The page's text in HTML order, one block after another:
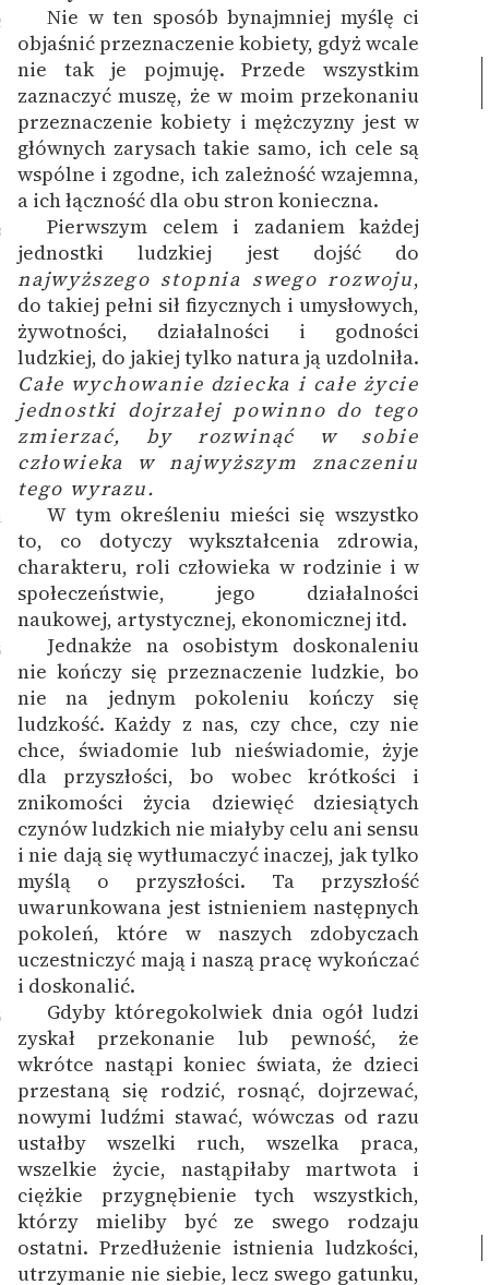
Nie w ten sposób bynajmniej myślę ci
objaśnić przeznaczenie kobiety, gdyż wcale
nie tak je pojmuję.Przede wszystkim
zaznaczyć muszę, że w moim przekonaniu
przeznaczenie kobiety i mężczyzny jest w
głównych zarysach takie samo, ich cele są
wspólne i zgodne, ich zależność wzajemna,
a ich łączność dla obu stron konieczna.
Pierwszym celem i zadaniem każdej
jednostki ludzkiej jest dojść do
najwyższego stopnia swego rozwoju,
do takiej pełni sił fizycznych i umysłowych,
żywotności, działalności i godności
ludzkiej, do jakiej tylko natura ją uzdolniła.
Całe wychowanie dziecka i całe życie
jednostki dojrzałej powinno do tego
zmierzać, by rozwinąć w sobie
człowieka w najwyższym znaczeniu
tego wyrazu.
W tym określeniu mieści się wszystko
to, co dotyczy wykształcenia zdrowia,
charakteru, roli człowieka w rodzinie i w
społeczeństwie, jego działalności
naukowej, artystycznej, ekonomicznej itd.
Jednakże na osobistym doskonaleniu
nie kończy się przeznaczenie ludzkie, bo
nie na jednym pokoleniu kończy się
ludzkość. Każdy z nas, czy chce, czy nie
chce, świadomie lub nieświadomie, żyje
dla przyszłości, bo wobec krótkości i
znikomości życia dziewięć dziesiątych
czynów ludzkich nie miałyby celu ani sensu
i nie dają się wytłumaczyć inaczej, jak tylko
myślą o przyszłości. Ta przyszłość
uwarunkowana jest istnieniem następnych
pokoleń, które w naszych zdobyczach
uczestniczyć mają i naszą pracę wykończać
i doskonalić.
Gdyby któregokolwiek dnia ogół ludzi
zyskał przekonanie lub pewność, że
wkrótce nastąpi koniec świata, że dzieci
przestaną się rodzić, rosnąć, dojrzewać,
nowymi ludźmi stawać, wówczas od razu
ustałby wszelki ruch, wszelka praca,
wszelkie życie, nastąpiłaby martwota i
ciężkie przygnębienie tych wszystkich,
którzy mieliby być ze swego rodzaju
ostatni. Przedłużenie istnienia ludzkości,
utrzymanie nie siebie, lecz swego gatunku,